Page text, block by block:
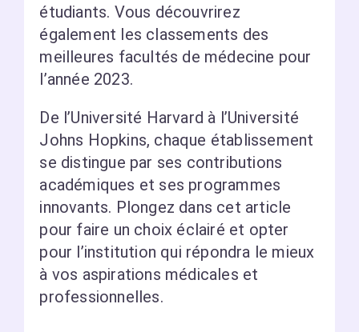
étudiants. Vous découvrirez
également les classements des
meilleures facultés de médecine pour
l’année 2023.
De l’Université Harvard à l’Université
Johns Hopkins, chaque établissement
se distingue par ses contributions
académiques et ses programmes
innovants. Plongez dans cet article
pour faire un choix éclairé et opter
pour l’institution qui répondra le mieux
à vos aspirations médicales et
professionnelles.